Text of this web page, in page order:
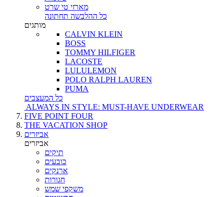
מארזי טי שרט
כל ההלבשה תחתונה
מותגים
CALVIN KLEIN
BOSS
TOMMY HILFIGER
LACOSTE
LULULEMON
POLO RALPH LAUREN
PUMA
כל המעצבים
ALWAYS IN STYLE: MUST-HAVE UNDERWEAR
FIVE POINT FOUR
THE VACATION SHOP
אביזרים
אביזרים
תיקים
כובעים
ארנקים
חגורות
משקפי שמש